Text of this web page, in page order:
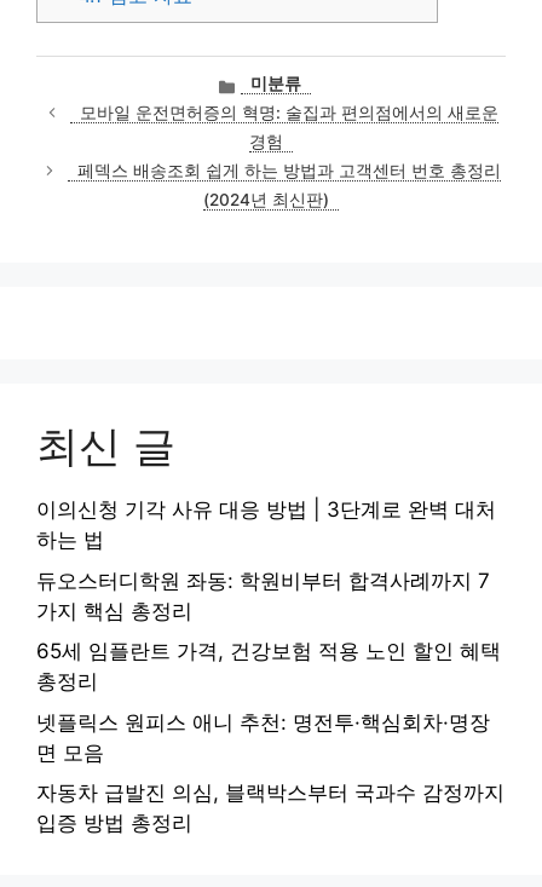
카
테
고
리
미분류
모바일 운전면허증의 혁명: 술집과 편의점에서의 새로운
경험
페덱스 배송조회 쉽게 하는 방법과 고객센터 번호 총정리
(2024년 최신판)
최신 글
이의신청 기각 사유 대응 방법 | 3단계로 완벽 대처
하는 법
듀오스터디학원 좌동: 학원비부터 합격사례까지 7
가지 핵심 총정리
65세 임플란트 가격, 건강보험 적용 노인 할인 혜택
총정리
넷플릭스 원피스 애니 추천: 명전투·핵심회차·명장
면 모음
자동차 급발진 의심, 블랙박스부터 국과수 감정까지
입증 방법 총정리